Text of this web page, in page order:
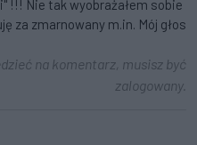
!!! Nie tak wyobrażałem sobie
za zmarnowany m.in. Mój głos
na komentarz, musisz być
zalogowany.